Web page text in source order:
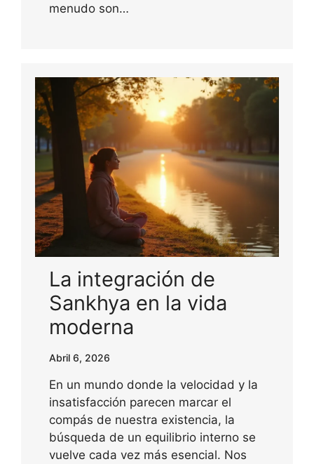
menudo son…
La integración de
Sankhya en la vida
moderna
Abril 6, 2026
En un mundo donde la velocidad y la
insatisfacción parecen marcar el
compás de nuestra existencia, la
búsqueda de un equilibrio interno se
vuelve cada vez más esencial. Nos